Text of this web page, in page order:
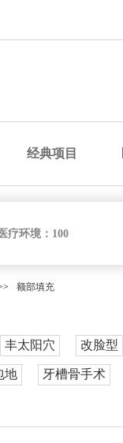
经典项目
疗环境： 100
额部填充
丰太阳穴 改脸型
地 牙槽骨手术